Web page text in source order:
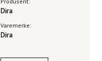
Dira
Varemerke:
Dira